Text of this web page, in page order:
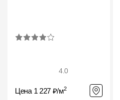
4.0
Цена 1 227 ₽/м2